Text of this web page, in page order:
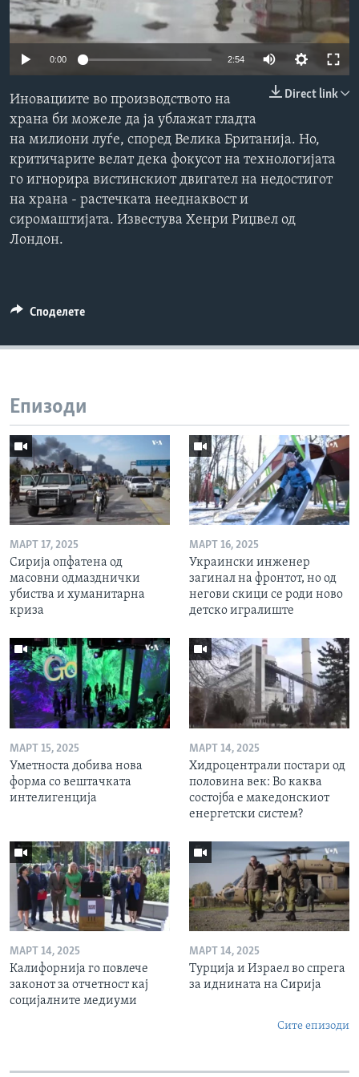
ИНТЕРВЈУА
Јазици
0:00 2:54
Direct link
Иновациите во производството на
храна би можеле да ја ублажат гладта
на милиони луѓе, според Велика Британија. Но,
критичарите велат дека фокусот на технологијата
го игнорира вистинскиот двигател на недостигот
на храна - растечката нееднаквост и
сиромаштијата. Известува Хенри Риџвел од
Лондон.
Споделете
Епизоди
МАРТ 17, 2025
Сирија опфатена од
масовни одмазднички
убиства и хуманитарна
криза
МАРТ 16, 2025
Украински инженер
загинал на фронтот, но од
негови скици се роди ново
детско игралиште
МАРТ 15, 2025
Уметноста добива нова
форма со вештачката
интелигенција
МАРТ 14, 2025
Хидроцентрали постари од
половина век: Во каква
состојба е македонскиот
енергетски систем?
МАРТ 14, 2025
Калифорнија го повлече
законот за отчетност кај
социјалните медиуми
МАРТ 14, 2025
Турција и Израел во спрега
за иднината на Сирија
Сите епизоди